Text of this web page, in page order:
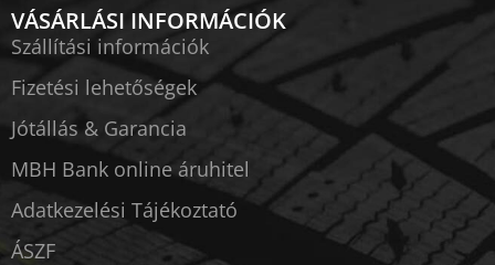
VÁSÁRLÁSI INFORMÁCIÓK
Szállítási információk
Fizetési lehetőségek
Jótállás & Garancia
MBH Bank online áruhitel
Adatkezelési Tájékoztató
ÁSZF